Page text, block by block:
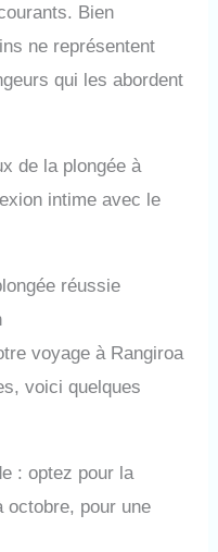
Bien
ne représentent
qui les abordent
de la plongée à
intime avec le
réussie
voyage à Rangiroa
voici quelques
: optez pour la
octobre, pour une